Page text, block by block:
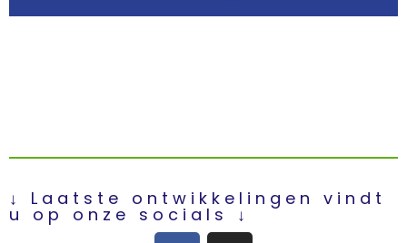
↓ Laatste ontwikkelingen vindt
u op onze socials ↓